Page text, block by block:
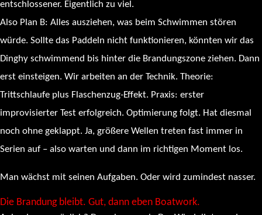
entschlossener. Eigentlich zu viel.
Also Plan B: Alles ausziehen, was beim Schwimmen stören
würde. Sollte das Paddeln nicht funktionieren, könnten wir das
Dinghy schwimmend bis hinter die Brandungszone ziehen. Dann
erst einsteigen. Wir arbeiten an der Technik. Theorie:
Trittschlaufe plus Flaschenzug-Effekt. Praxis: erster
improvisierter Test erfolgreich. Optimierung folgt. Hat diesmal
noch ohne geklappt. Ja, größere Wellen treten fast immer in
Serien auf – also warten und dann im richtigen Moment los.
Man wächst mit seinen Aufgaben. Oder wird zumindest nasser.
Die Brandung bleibt. Gut, dann eben Boatwork.